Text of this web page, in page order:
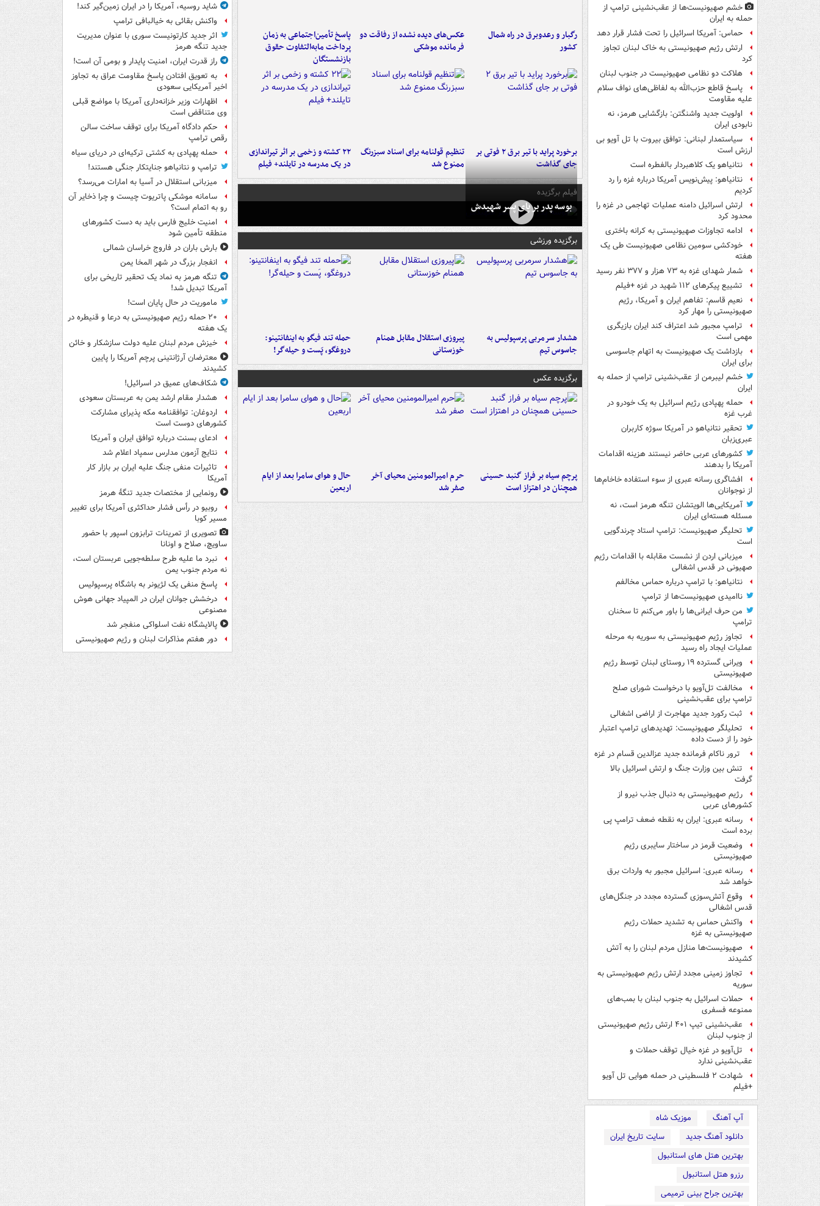
خشم صهیونیست‌ها از عقب‌نشینی ترامپ از
حمله به ایران
حماس: آمریکا اسرائیل را تحت فشار قرار دهد
ارتش رژیم صهیونیستی به خاک لبنان تجاوز
کرد
هلاکت دو نظامی صهیونیست در جنوب لبنان
پاسخ قاطع حزب‌الله به لفاظی‌های نواف سلام
علیه مقاومت
اولویت جدید واشنگتن: بازگشایی هرمز، نه
نابودی ایران
سیاستمدار لبنانی: توافق بیروت با تل آویو بی
ارزش است
نتانیاهو یک کلاهبردار بالفطره است
نتانیاهو: پیش‌نویس آمریکا درباره غزه را رد
کردیم
ارتش اسرائیل دامنه عملیات تهاجمی در غزه را
محدود کرد
ادامه تجاوزات صهیونیستی به کرانه باختری
خودکشی سومین نظامی صهیونیست طی یک
هفته
شمار شهدای غزه به ۷۳ هزار و ۳۷۷ نفر رسید
تشییع پیکرهای ۱۱۲ شهید در غزه +فیلم
نعیم قاسم: تفاهم ایران و آمریکا، رژیم
صهیونیستی را مهار کرد
ترامپ مجبور شد اعتراف کند ایران بازیگری
مهمی است
بازداشت یک صهیونیست به اتهام جاسوسی
برای ایران
خشم لیبرمن از عقب‌نشینی ترامپ از حمله به
ایران
حمله پهپادی رژیم اسرائیل به یک خودرو در
غرب غزه
تحقیر نتانیاهو در آمریکا سوژه کاربران
عبری‌زبان
کشورهای عربی حاضر نیستند هزینه اقدامات
آمریکا را بدهند
افشاگری رسانه عبری از سوء استفاده خاخام‌ها
از نوجوانان
آمریکایی‌ها الویتشان تنگه هرمز است، نه
مسئله هسته‌ای ایران
تحلیگر صهیونیست: ترامپ استاد چرندگویی
است
میزبانی اردن از نشست مقابله با اقدامات رژیم
صهیونی در قدس اشغالی
نتانیاهو: با ترامپ درباره حماس مخالفم
ناامیدی صهیونیست‌ها از ترامپ
من حرف ایرانی‌ها را باور می‌کنم تا سخنان
ترامپ
تجاوز رژیم صهیونیستی به سوریه به مرحله
عملیات ایجاد راه رسید
ویرانی گسترده ۱۹ روستای لبنان توسط رژیم
صهیونیستی
مخالفت تل‌آویو با درخواست شورای صلح
ترامپ برای عقب‌نشینی
ثبت رکورد جدید مهاجرت از اراضی اشغالی
تحلیلگر صهیونیست: تهدیدهای ترامپ اعتبار
خود را از دست داده
ترور ناکام فرمانده جدید عزالدین قسام در غزه
تنش بین وزارت جنگ و ارتش اسرائیل بالا
گرفت
رژیم صهیونیستی به دنبال جذب نیرو از
کشورهای عربی
رسانه عبری: ایران به نقطه ضعف ترامپ پی
برده است
وضعیت قرمز در ساختار سایبری رژیم
صهیونیستی
رسانه عبری: اسرائیل مجبور به واردات برق
خواهد شد
وقوع آتش‌سوزی گسترده مجدد در جنگل‌های
قدس اشغالی
واکنش حماس به تشدید حملات رژیم
صهیونیستی به غزه
صهیونیست‌ها منازل مردم لبنان را به ‌آتش
کشیدند
تجاوز زمینی مجدد ارتش رژیم صهیونیستی به
سوریه
حملات اسرائیل به جنوب لبنان با بمب‌های
ممنوعه فسفری
عقب‌نشینی تیپ ۴۰۱ ارتش رژیم صهیونیستی
از جنوب لبنان
تل‌آویو در غزه خیال توقف حملات و
عقب‌نشینی ندارد
شهادت ۲ فلسطینی در حمله هوایی تل آویو
+فیلم
آپ آهنگ
موزیک شاه
دانلود آهنگ جدید
سایت تاریخ ایران
بهترین هتل های استانبول
رزرو هتل استانبول
بهترین جراح بینی ترمیمی
رگبار و رعدوبرق در راه شمال
کشور
عکس‌های دیده نشده از رفاقت دو
فرمانده‌ موشکی
پاسخ تأمین‌اجتماعی به زمان
پرداخت مابه‌التفاوت حقوق
بازنشستگان
برخورد پراید با تیر برق ۲ فوتی بر
جای گذاشت
تنظیم قولنامه برای اسناد سبزرنگ
ممنوع شد
۲۲ کشته و زخمی بر اثر تیراندازی
در یک مدرسه در تایلند+ فیلم
فیلم برگزیده
بوسه‌ پدر بر پای پسر شهیدش
برگزیده ورزشی
هشدار سرمربی پرسپولیس به
جاسوس تیم
پیروزی استقلال مقابل همنام
خوزستانی
حمله تند فیگو به اینفانتینو:
دروغگو، پَست‌ و حیله‌گر!
برگزیده عکس
پرچم سیاه بر فراز گنبد حسینی
همچنان در اهتزاز است
حرم امیرالمومنین محیای آخر
صفر شد
حال و هوای سامرا بعد از ایام
اربعین
شاید روسیه، آمریکا را در ایران زمین‌گیر کند!
واکنش بقائی به خیالبافی ترامپ
اثر جدید کارتونیست سوری با عنوان مدیریت
جدید تنگه هرمز
راز قدرت ایران، امنیت پایدار و بومی آن است!
به تعویق افتادن پاسخ مقاومت عراق به تجاوز
اخیر آمریکایی سعودی
اظهارات وزیر خزانه‌داری آمریکا با مواضع قبلی
وی متناقض است
حکم دادگاه آمریکا برای توقف ساخت سالن
رقص ترامپ
حمله پهپادی به کشتی ترکیه‌ای در دریای سیاه
ترامپ و نتانیاهو جنایتکار جنگی هستند!
میزبانی استقلال در آسیا به امارات می‌رسد؟
سامانه موشکی پاتریوت چیست و چرا ذخایر آن
رو به اتمام است؟
امنیت خلیج فارس باید به دست کشورهای
منطقه تأمین شود
بارش باران در فاروج خراسان شمالی
انفجار بزرگ در شهر المخا یمن
تنگه هرمز به نماد یک تحقیر تاریخی برای
آمریکا تبدیل شد!
ماموریت در حال پایان است!
۲۰ حمله رژیم صهیونیستی به درعا و قنیطره در
یک هفته
خیزش مردم لبنان علیه دولت سازشکار و خائن
معترضان آرژانتینی پرچم آمریکا را پایین
کشیدند
شکاف‌های عمیق در اسرائیل!
هشدار مقام ارشد یمن به عربستان سعودی
اردوغان: توافقنامه مکه پذیرای مشارکت
کشورهای دوست است
ادعای بسنت درباره توافق ایران و آمریکا
نتایج آزمون مدارس سمپاد اعلام شد
تاثیرات منفی جنگ علیه ایران بر بازار کار
آمریکا
رونمایی از مختصات جدید تنگۀ هرمز
روبیو در رأس فشار حداکثری آمریکا برای تغییر
مسیر کوبا
تصویری از تمرینات ترابزون اسپور با حضور
ساویچ، صلاح و اونانا
نبرد ما علیه طرح سلطه‌جویی عربستان است،
نه مردم جنوب یمن
پاسخ منفی یک لژیونر به باشگاه پرسپولیس
درخشش جوانان ایران در المپیاد جهانی هوش
مصنوعی
پالایشگاه نفت اسلواکی منفجر شد
دور هفتم مذاکرات لبنان و رژیم صهیونیستی